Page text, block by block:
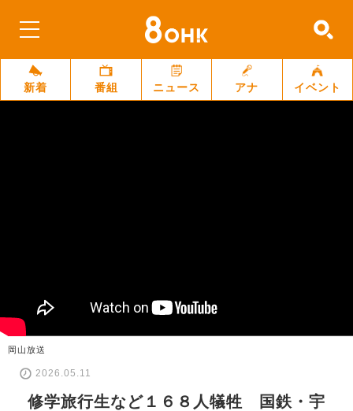
新着 番組 ニュース アナ イベント
岡山放送
2026.05.11
修学旅行生など１６８人犠牲 国鉄・宇